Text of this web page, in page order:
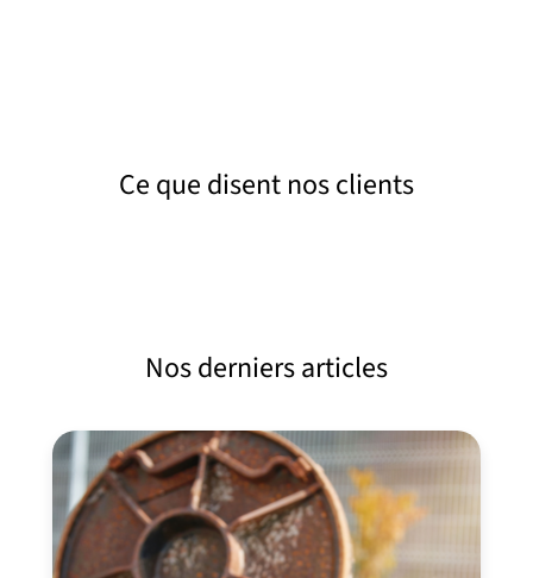
Ce que disent nos clients
Nos derniers articles